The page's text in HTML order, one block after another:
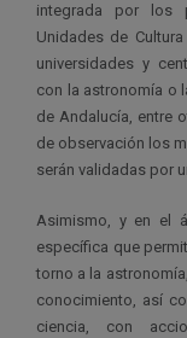
integrada por los
Unidades de
universidades y
con la astronomía o
de Andalucía, entre
de observación los
serán validadas por
Asimismo, y en el
específica que
torno a la
conocimiento, así
ciencia, con